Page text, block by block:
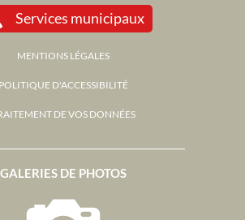
GALERIES DE PHOTOS
Services municipaux
MENTIONS LÉGALES
POLITIQUE D'ACCESSIBILITÉ
DE VOS DONNÉES